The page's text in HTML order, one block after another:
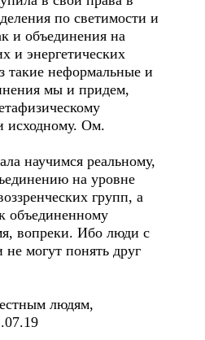
по светимости и
и объединения на
и энергетических
такие неформальные и
мы и придем,
исходному. Ом.
научимся реальному,
на уровне
групп, а
объединенному
вопреки. Ибо люди с
могут понять друг
людям,